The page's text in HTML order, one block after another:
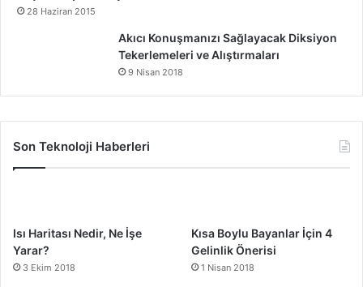
28 Haziran 2015
Akıcı Konuşmanızı Sağlayacak Diksiyon
Tekerlemeleri ve Alıştırmaları
9 Nisan 2018
Son Teknoloji Haberleri
Isı Haritası Nedir, Ne İşe
Yarar?
3 Ekim 2018
Kısa Boylu Bayanlar İçin 4
Gelinlik Önerisi
1 Nisan 2018